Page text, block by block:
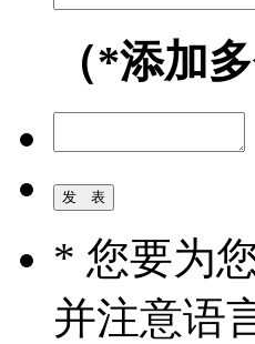
（*添加
* 您要为
并注意语